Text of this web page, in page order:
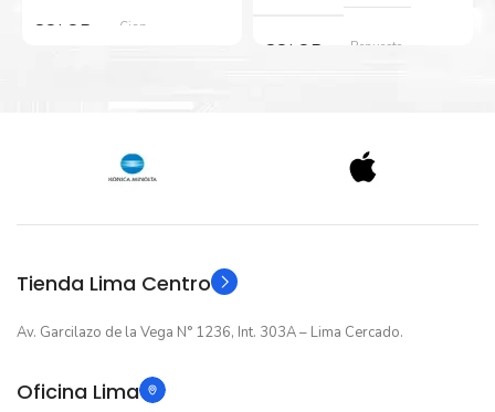
COLOR Cian
GARANTIA
TIPO Original
COLOR Repuesto
GARANTIA
Tienda Lima Centro
Av. Garcilazo de la Vega N° 1236, Int. 303A – Lima Cercado.
Oficina Lima